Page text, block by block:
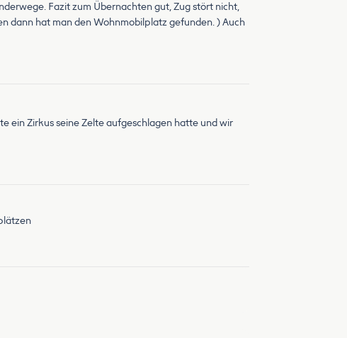
Fazit zum Übernachten gut, Zug stört nicht,
dann hat man den Wohnmobilplatz gefunden. ) Auch
ein Zirkus seine Zelte aufgeschlagen hatte und wir